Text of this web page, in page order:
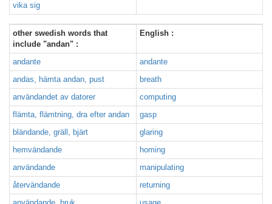
vika sig
other swedish words that
include "andan" :
English :
andante
andante
andas, hämta andan, pust
breath
användandet av datorer
computing
flämta, flämtning, dra efter andan
gasp
bländande, gräll, bjärt
glaring
hemvändande
homing
användande
manipulating
återvändande
returning